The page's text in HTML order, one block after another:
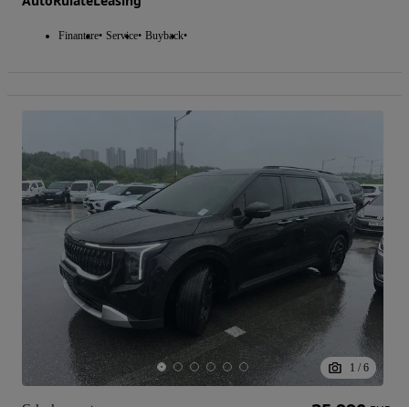
Finantare Service Buyback
1 / 6